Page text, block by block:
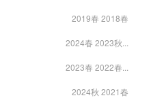
2019春 2018春
2024春 2023秋...
2023春 2022春...
2024秋 2021春